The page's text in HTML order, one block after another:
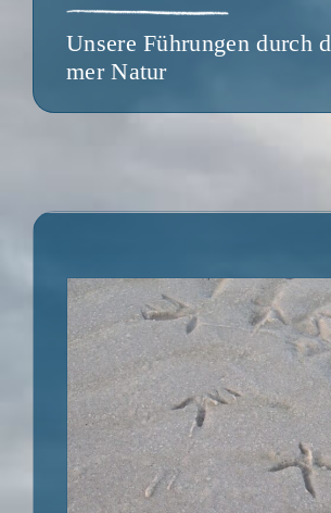
Unse­re Füh­run­gen durch
mer Natur